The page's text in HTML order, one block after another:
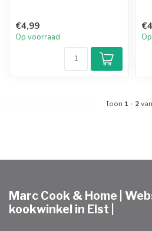
€4,99
Op voorraad
Toon 1 - 2
Marc Cook & Home |
kookwinkel in Elst |